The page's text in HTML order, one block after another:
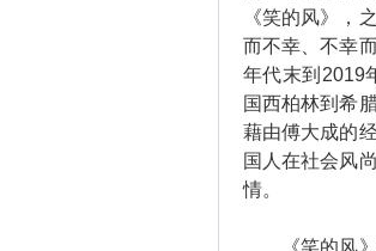
《笑的风》，
而不幸、不幸
年代末到2019
国西柏林到希
藉由傅大成的
国人在社会风
情。
《笑的风》